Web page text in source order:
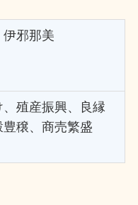
伊邪那美
殖産振興、良縁
穣、商売繁盛